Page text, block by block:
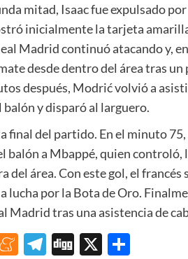
mitad, Isaac fue expulsado
inicialmente la tarjeta
Madrid continuó atacando y,
desde dentro del área tras
después, Modrić volvió a
balón y disparó al larguero.
final del partido. En el minuto
balón a Mbappé, quien controló,
del área. Con este gol, el
lucha por la Bota de Oro.
Madrid tras una asistencia de
Meneame
Telegram
Digg
X